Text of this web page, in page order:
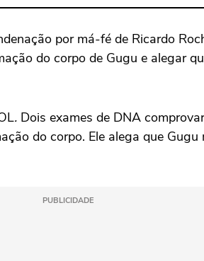
por má-fé de Ricardo
do corpo de Gugu e alegar
. Dois exames de DNA
do corpo. Ele alega que
PUBLICIDADE